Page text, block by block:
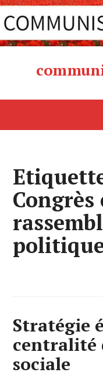
Stratégie
centralité
sociale